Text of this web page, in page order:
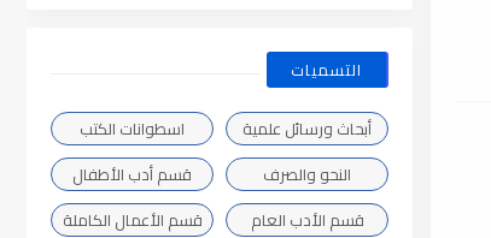
التسميات
أبحاث ورسائل علمية
اسطوانات الكتب
النحو والصرف
قسم أدب الأطفال
قسم الأدب العام
قسم الأعمال الكاملة